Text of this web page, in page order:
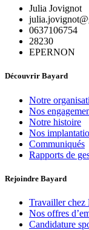
Julia Jovignot
0637106754
28230
EPERNON
Découvrir Bayard
Notre
Nos
Notre histoire
Nos
Communiqués
Rapports de
Rejoindre Bayard
Travailler chez
Nos offres
Candidature